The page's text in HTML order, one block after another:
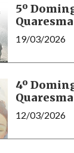
5º
19/03/2026
4º
12/03/2026